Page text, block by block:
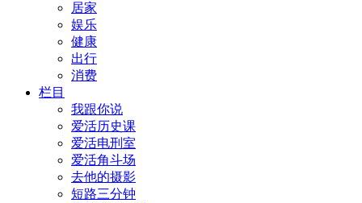
居家
娱乐
健康
出行
消费
栏目
我跟你说
爱活历史课
爱活电刑室
爱活角斗场
去他的摄影
短路三分钟